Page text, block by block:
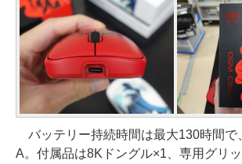
バッテリー持続時間は最大130時間で
A。付属品は8Kドングル×1、専用グリ